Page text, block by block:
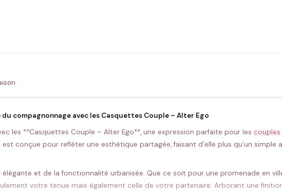
du compagnonnage avec les Casquettes Couple – Alter Ego
les **Casquettes Couple – Alter Ego**, une expression parfaite pour les couples
conçue pour refléter une esthétique partagée, faisant d’elle plus qu’un simple
et de la fonctionnalité urbanisée. Que ce soit pour une promenade en
votre tenue mais également celle de votre partenaire. Arborant une